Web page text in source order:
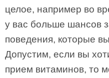
целое, например во
у вас больше шансов
поведения, которые
Допустим, если вы
прием витаминов, то